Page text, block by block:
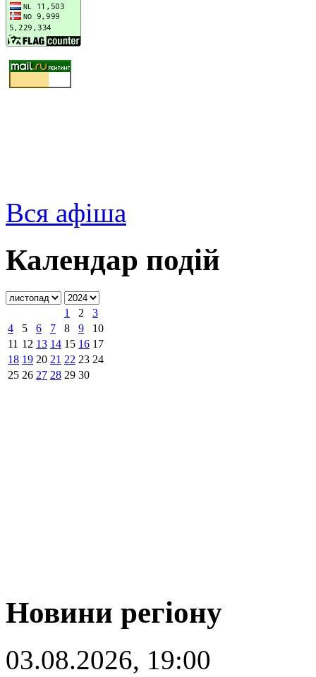
Вся афіша
Календар подій
1 2
3
4
5 6 7 8 9
10
11 12 13 14 15 16 17
18 19 20 21 22 23 24
25 26 27 28 29 30
Новини регіону
03.08.2026, 19:00